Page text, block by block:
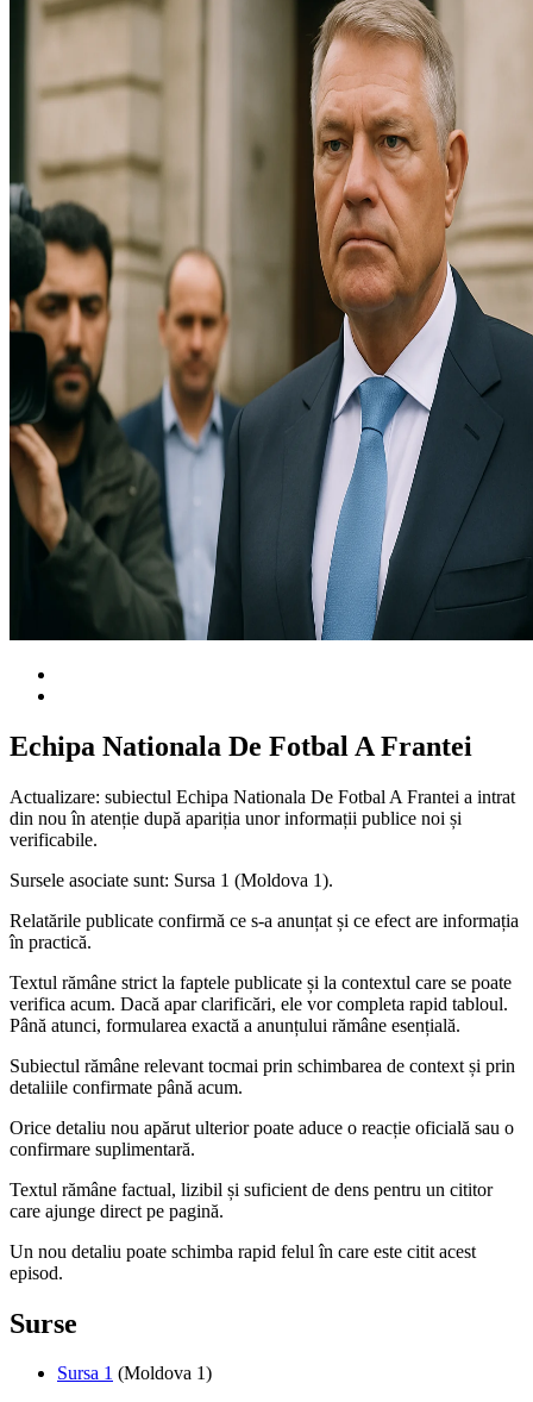
Echipa Nationala De Fotbal A Frantei
Actualizare: subiectul Echipa Nationala De Fotbal A Frantei a intrat
din nou în atenție după apariția unor informații publice noi și
verificabile.
Sursele asociate sunt: Sursa 1 (Moldova 1).
Relatările publicate confirmă ce s-a anunțat și ce efect are informația
în practică.
Textul rămâne strict la faptele publicate și la contextul care se poate
verifica acum. Dacă apar clarificări, ele vor completa rapid tabloul.
Până atunci, formularea exactă a anunțului rămâne esențială.
Subiectul rămâne relevant tocmai prin schimbarea de context și prin
detaliile confirmate până acum.
Orice detaliu nou apărut ulterior poate aduce o reacție oficială sau o
confirmare suplimentară.
Textul rămâne factual, lizibil și suficient de dens pentru un cititor
care ajunge direct pe pagină.
Un nou detaliu poate schimba rapid felul în care este citit acest
episod.
Surse
Sursa 1 (Moldova 1)